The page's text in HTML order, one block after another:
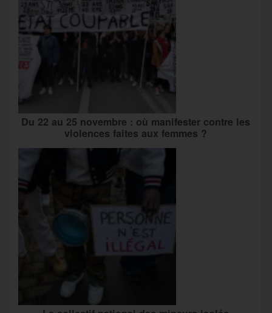
Du 22 au 25 novembre : où manifester contre les
violences faites aux femmes ?